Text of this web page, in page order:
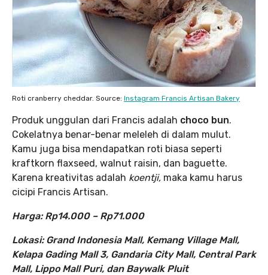
Roti cranberry cheddar. Source: Instagram Francis Artisan Bakery
Produk unggulan dari Francis adalah choco bun.
Cokelatnya benar-benar meleleh di dalam mulut.
Kamu juga bisa mendapatkan roti biasa seperti
kraftkorn flaxseed, walnut raisin, dan baguette.
Karena kreativitas adalah koentji, maka kamu harus
cicipi Francis Artisan.
Harga: Rp14.000 – Rp71.000
Lokasi: Grand Indonesia Mall, Kemang Village Mall,
Kelapa Gading Mall 3, Gandaria City Mall, Central Park
Mall, Lippo Mall Puri, dan Baywalk Pluit